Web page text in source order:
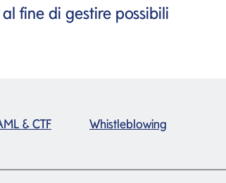
fine di gestire possibili
& CTF Whistleblowing